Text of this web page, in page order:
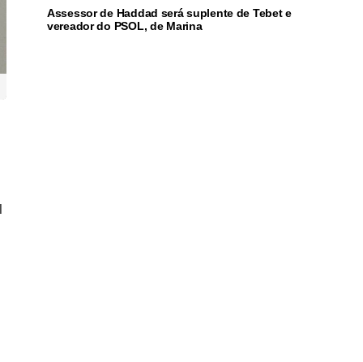
Assessor de Haddad será suplente de Tebet e
vereador do PSOL, de Marina